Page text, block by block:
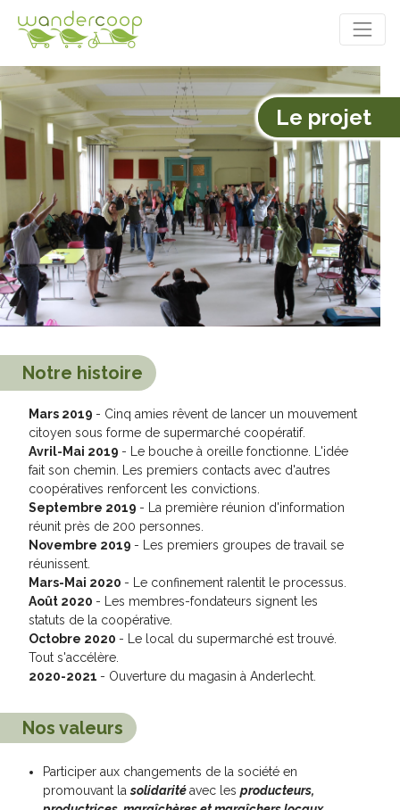
Le projet
Notre histoire
Mars 2019 - Cinq amies rêvent de lancer un mouvement
citoyen sous forme de supermarché coopératif.
Avril-Mai 2019 - Le bouche à oreille fonctionne. L'idée
fait son chemin. Les premiers contacts avec d'autres
coopératives renforcent les convictions.
Septembre 2019 - La première réunion d'information
réunit près de 200 personnes.
Novembre 2019 - Les premiers groupes de travail se
réunissent.
Mars-Mai 2020 - Le confinement ralentit le processus.
Août 2020 - Les membres-fondateurs signent les
statuts de la coopérative.
Octobre 2020 - Le local du supermarché est trouvé.
Tout s'accélère.
2020-2021 - Ouverture du magasin à Anderlecht.
Nos valeurs
Participer aux changements de la société en
promouvant lasolidaritéavec les producteurs,